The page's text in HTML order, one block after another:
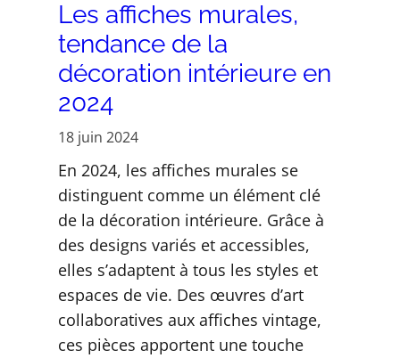
Les affiches murales,
tendance de la
décoration intérieure en
2024
18 juin 2024
En 2024, les affiches murales se
distinguent comme un élément clé
de la décoration intérieure. Grâce à
des designs variés et accessibles,
elles s’adaptent à tous les styles et
espaces de vie. Des œuvres d’art
collaboratives aux affiches vintage,
ces pièces apportent une touche